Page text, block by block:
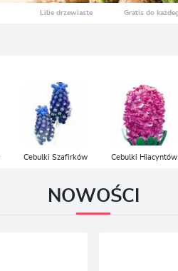
Cebulki Szafirków Cebulki Hiacyntów
NOWOŚCI